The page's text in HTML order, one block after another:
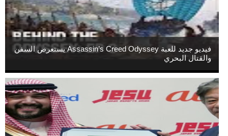
فيديو جديد للعبة Assassin’s Creed Odyssey يستعرض السفن
والقتال البحري